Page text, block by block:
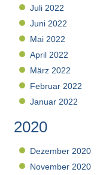
Juli 2022
Juni 2022
Mai 2022
April 2022
März 2022
Februar 2022
Januar 2022
2020
Dezember 2020
November 2020